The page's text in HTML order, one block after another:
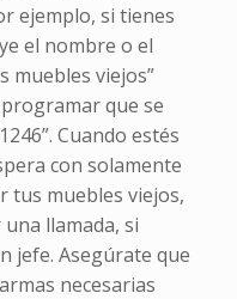
ejemplo, si tienes
el nombre o el
muebles viejos”
que se
Cuando estés
con solamente
tus muebles viejos,
llamada, si
jefe. Asegúrate que
necesarias